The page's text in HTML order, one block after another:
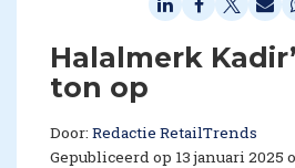
Halalmerk
ton op
Door: Redactie RetailTrends
Gepubliceerd op 13 januari 2025